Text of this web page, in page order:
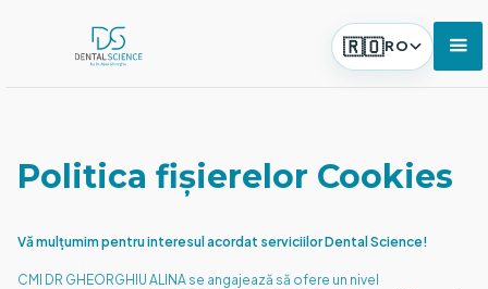
🇷🇴RO
Politica fișierelor Cookies
Vă mulțumim pentru interesul acordat serviciilor Dental Science!
CMI DR GHEORGHIU ALINA se angajează să ofere un nivel